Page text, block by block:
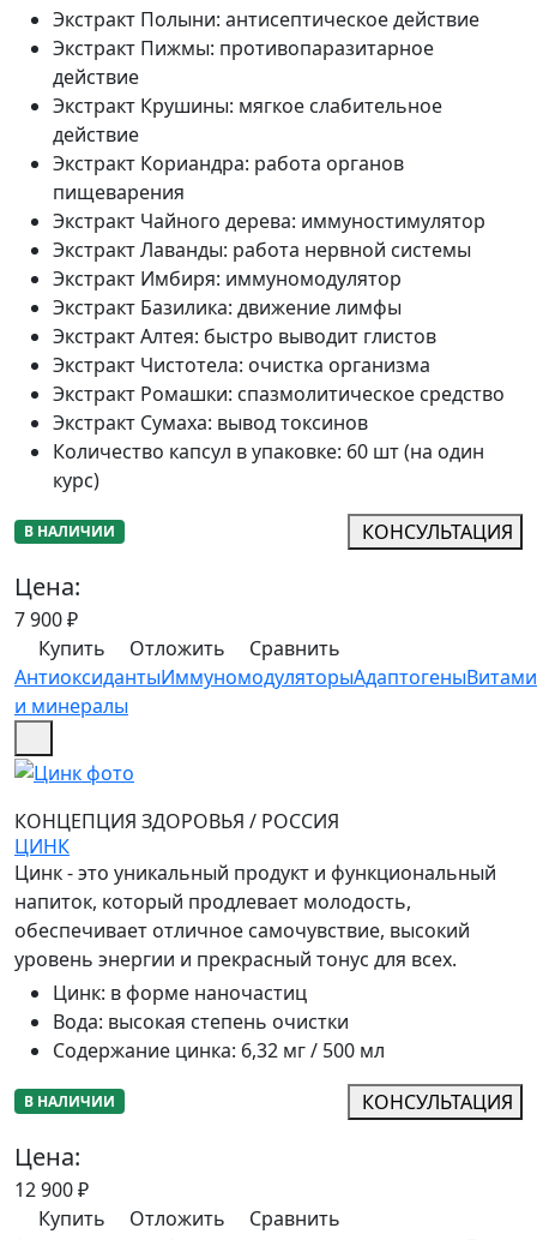
Экстракт Полыни: антисептическое действие
Экстракт Пижмы: противопаразитарное
действие
Экстракт Крушины: мягкое слабительное
действие
Экстракт Кориандра: работа органов
пищеварения
Экстракт Чайного дерева: иммуностимулятор
Экстракт Лаванды: работа нервной системы
Экстракт Имбиря: иммуномодулятор
Экстракт Базилика: движение лимфы
Экстракт Алтея: быстро выводит глистов
Экстракт Чистотела: очистка организма
Экстракт Ромашки: спазмолитическое средство
Экстракт Сумаха: вывод токсинов
Количество капсул в упаковке: 60 шт (на один
курс)
В НАЛИЧИИ КОНСУЛЬТАЦИЯ
Цена:
7 900₽
Купить
Отложить
Сравнить
АнтиоксидантыИммуномодуляторыАдаптогены
и минералы
КОНЦЕПЦИЯ ЗДОРОВЬЯ / РОССИЯ
ЦИНК
Цинк - это уникальный продукт и функциональный
напиток, который продлевает молодость,
обеспечивает отличное самочувствие, высокий
уровень энергии и прекрасный тонус для всех.
Цинк: в форме наночастиц
Вода: высокая степень очистки
Содержание цинка: 6,32 мг / 500 мл
В НАЛИЧИИ КОНСУЛЬТАЦИЯ
Цена:
12 900₽
Купить
Отложить
Сравнить